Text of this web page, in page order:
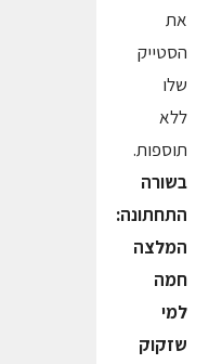
את
הסטייק
שלו
ללא
תוספות.
בשורה
התחתונה:
המלצה
חמה
למי
שזקוק